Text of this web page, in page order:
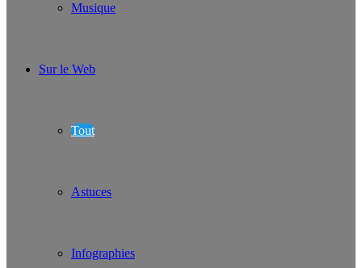
Musique
Sur le Web
Tout
Astuces
Infographies